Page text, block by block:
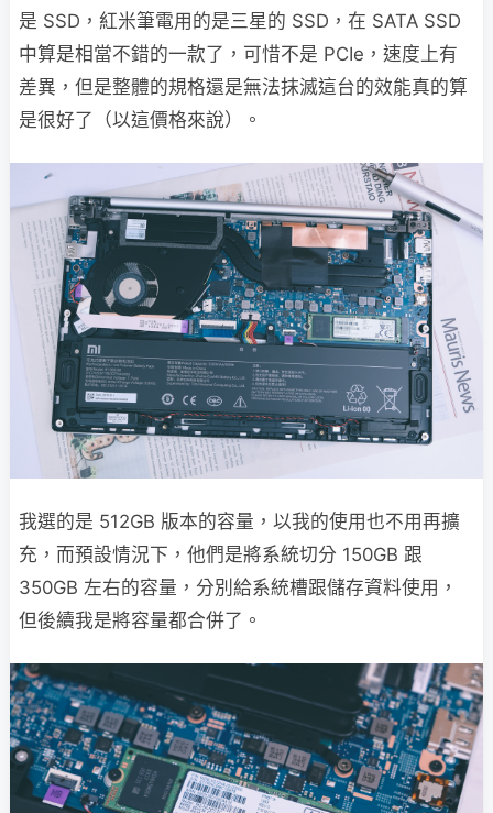
是 SSD，紅米筆電用的是三星的 SSD，在 SATA SSD
中算是相當不錯的一款了，可惜不是 PCIe，速度上有
差異，但是整體的規格還是無法抹滅這台的效能真的算
是很好了（以這價格來說）。
我選的是 512GB 版本的容量，以我的使用也不用再擴
充，而預設情況下，他們是將系統切分 150GB 跟
350GB 左右的容量，分別給系統槽跟儲存資料使用，
但後續我是將容量都合併了。